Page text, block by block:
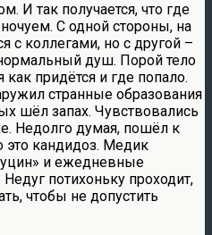
И так получается, что где
С одной стороны, на
с коллегами, но с другой –
душ. Порой тело
придётся и где попало.
странные образования
шёл запах. Чувствовались
Недолго думая, пошёл к
это кандидоз. Медик
и ежедневные
потихоньку проходит,
чтобы не допустить